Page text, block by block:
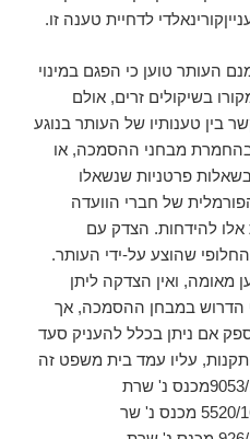
לדחיית טענה זו.
העותר טוען כי הפגם במינוי
בשיקולים זרים, אולם
בין טענותיו של העותר בנוגע
בהחמרת מבחני ההסמכה, או
פרטניות שנשאלו
של חברי הוועדה
אלו להידחות. הצדק עם
שהוצע על-ידי העותר.
מאומה, ואין הצדקה ליתן
במבחן ההסמכה, אך
אם ניתן בכלל להעניק סעד
עליו עמד בית משפט זה
בעבר (לכל אלו ראו גם בג"ץ 9053/15מכנס נ' שרת
המשפטים (19.4.2016); בג"ץ 5520/16 מכנס נ' שר